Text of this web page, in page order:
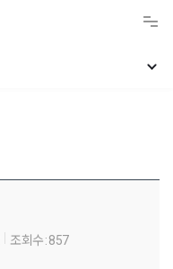
조회수 :857